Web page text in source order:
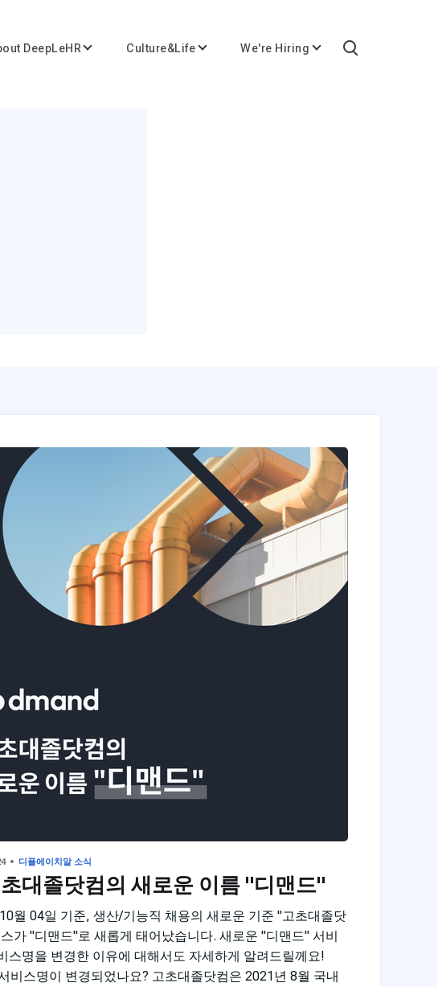
DeepLeHR Culture&Life We're Hiring
디플에이치알 소식
대졸닷컴의 새로운 이름 "디맨드"
월 04일 기준, 생산/기능직 채용의 새로운 기준 "고초대졸닷
가 "디맨드"로 새롭게 태어났습니다. 새로운 "디맨드" 서비
스명을 변경한 이유에 대해서도 자세하게 알려드릴께요!
서비스명이 변경되었나요? 고초대졸닷컴은 2021년 8월 국내